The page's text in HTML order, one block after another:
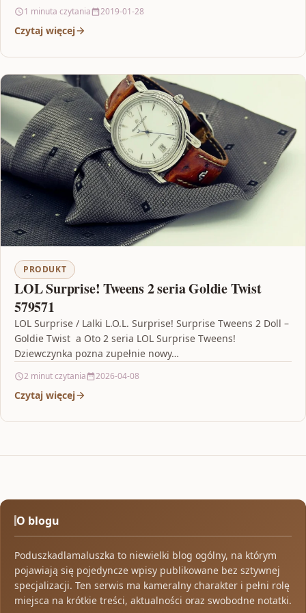
1 minuta czytania 2019-01-28
Czytaj więcej
PRODUKT
LOL Surprise! Tweens 2 seria Goldie Twist
579571
LOL Surprise / Lalki L.O.L. Surprise! Surprise Tweens 2 Doll –
Goldie Twist a Oto 2 seria LOL Surprise Tweens!
Dziewczynka pozna zupełnie nowy…
2 minut czytania 2026-04-08
Czytaj więcej
O blogu
Poduszkadlamaluszka to niewielki blog ogólny, na którym
pojawiają się pojedyncze wpisy publikowane bez sztywnej
specjalizacji. Ten serwis ma kameralny charakter i pełni rolę
miejsca na krótkie treści, aktualności oraz swobodne notatki.